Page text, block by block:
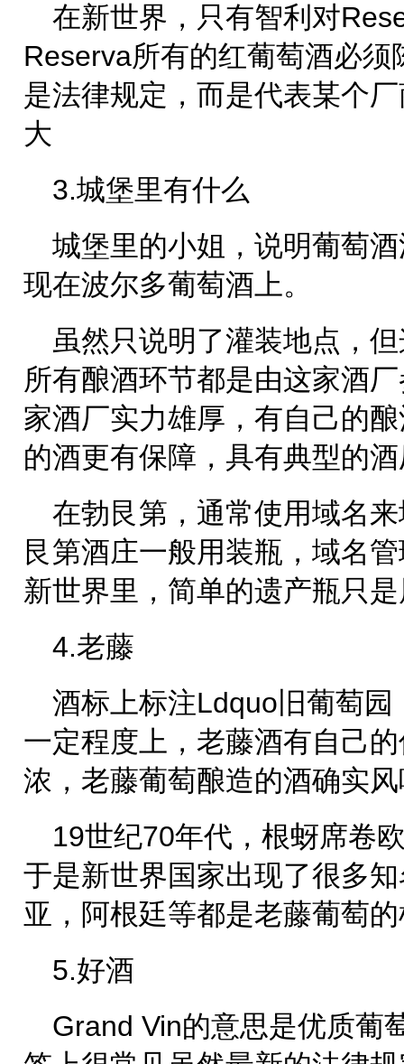
在新世界，只有智利对
Reserva所有的红葡萄酒必
是法律规定，而是代表某个
大
3.城堡里有什么
城堡里的小姐，说明葡萄
现在波尔多葡萄酒上。
虽然只说明了灌装地点，
所有酿酒环节都是由这家酒
家酒厂实力雄厚，有自己的
的酒更有保障，具有典型的
在勃艮第，通常使用域名
艮第酒庄一般用装瓶，域名
新世界里，简单的遗产瓶只
4.老藤
酒标上标注Ldquo旧葡萄
一定程度上，老藤酒有自己
浓，老藤葡萄酿造的酒确实
19世纪70年代，根蚜席卷
于是新世界国家出现了很多
亚，阿根廷等都是老藤葡萄
5.好酒
Grand Vin的意思是优质葡